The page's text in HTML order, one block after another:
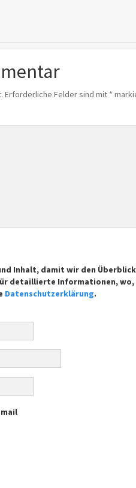
Erforderliche Felder sind mit *
Inhalt, damit wir den
detaillierte Informationen, wo,
Datenschutzerklärung.